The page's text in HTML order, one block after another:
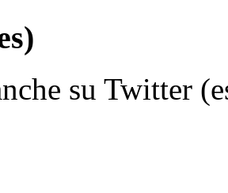
su Twitter